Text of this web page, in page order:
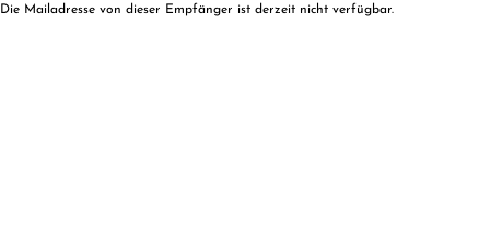
Die Mailadresse von dieser Empfänger ist derzeit nicht verfügbar.